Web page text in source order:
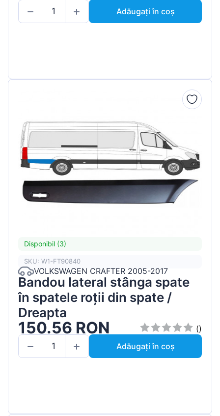
Adăugați în coș
Disponibil (3)
SKU: W1-FT90840
VOLKSWAGEN CRAFTER 2005-2017
Bandou lateral stânga spate
în spatele roții din spate /
Dreapta
150.56 RON
()
Adăugați în coș